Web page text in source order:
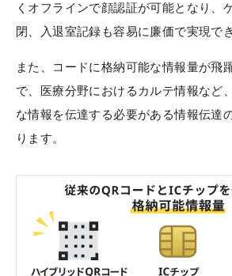
くオフラインで顔認証が可能となり、
閉、入退室記録も容易に廉価で実現で
また、コードに格納可能な情報量が飛
で、医療分野におけるカルテ情報など
な情報を伝達する必要がある情報伝達
ります。